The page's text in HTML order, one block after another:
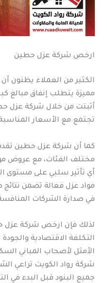
ارخص شركة عزل حطين
الكثير من العملاء يظنون
مميزة يتطلب إنفاق مبالغ
أثبتت من خلال شركة عزل
تجتمع مع الأسعار
كما أن شركة عزل حطين
مختلف الفئات، مع عروض
أي تأثير سلبي على مستوى
مواد عزل فعالة تضمن نتائج
في صدارة الشركات
لذلك فإن ارخص شركة عزل
التكلفة الاقتصادية
الأمثل لأصحاب المباني
شركة رواد الكويت تراعي
جميع البنود قبل البدء في